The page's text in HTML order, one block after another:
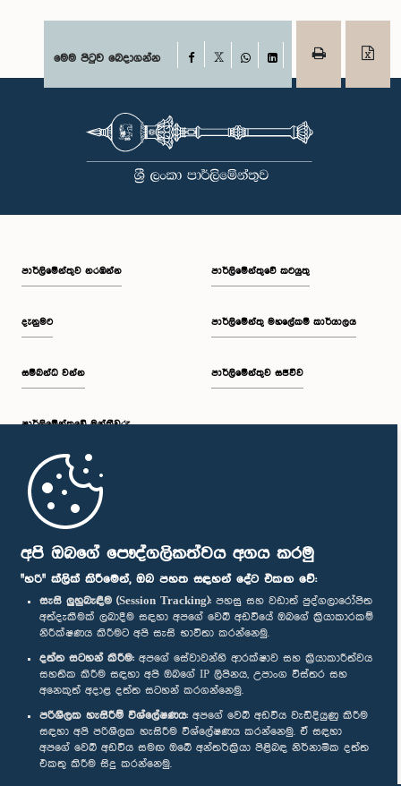
අපි ඔබගේ පෞද්ගලිකත්වය අගය කරමු
"හරි" ක්ලික් කිරීමෙන්, ඔබ පහත සඳහන් දේට එකඟ වේ:
සැසි ලුහුබැඳීම (Session Tracking): පහසු සහ වඩාත් පුද්ගලාරෝපිත
අත්දැකීමක් ලබාදීම සඳහා අපගේ වෙබ් අඩවියේ ඔබගේ ක්‍රියාකාරකම්
නිරීක්ෂණය කිරීමට අපි සැසි භාවිතා කරන්නෙමු.
දත්ත සටහන් කිරීම: අපගේ සේවාවන්හි ආරක්ෂාව සහ ක්‍රියාකාරීත්වය
සහතික කිරීම සඳහා අපි ඔබගේ IP ලිපිනය, උපාංග විස්තර සහ
අනෙකුත් අදාළ දත්ත සටහන් කරගන්නෙමු.
පරිශීලක හැසිරීම් විශ්ලේෂණය: අපගේ වෙබ් අඩවිය වැඩිදියුණු කිරීම
සඳහා අපි පරිශීලක හැසිරීම විශ්ලේෂණය කරන්නෙමු. ඒ සඳහා
අපගේ වෙබ් අඩවිය සමඟ ඔබේ අන්තර්ක්‍රියා පිළිබඳ නිර්නාමික දත්ත
එකතු කිරීම සිදු කරන්නෙමු.
මෙම පිටුව බෙදාගන්න Facebook
WhatsAppLinkedIn
පාර්ලි‌මේන්තුව නරඹන්න
දැනුමට
සම්බන්ධ වන්න
පාර්ලි‌මේන්තුවේ මන්ත්‍රීවරු
මුල් පිටුව
පාර්ලිමේන්තුවේ කටයුතු
පාර්ලිමේන්තු මහලේකම් කාර්යාලය
පාර්ලිමේන්තුව සජීවීව
පාර්ලිමේන්තු ජංගම යෙදුම
අප හා සම්බන්ධ වී සිටින්න :
සම්මාන
පෞද්ගලිකත්ව ප්‍රතිපත්තිය